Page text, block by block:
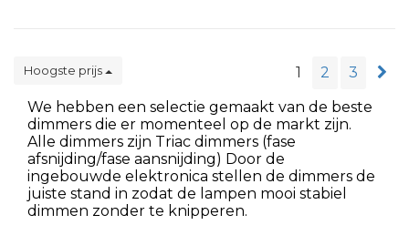
Hoogste prijs 1 2
3
We hebben een selectie gemaakt van de beste
dimmers die er momenteel op de markt zijn.
Alle dimmers zijn Triac dimmers (fase
afsnijding/fase aansnijding) Door de
ingebouwde elektronica stellen de dimmers de
juiste stand in zodat de lampen mooi stabiel
dimmen zonder te knipperen.